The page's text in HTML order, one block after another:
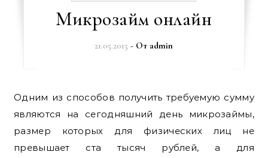
Микрозайм онлайн
21.05.2015 - От admin
Одним из способов получить требуемую сумму
являются на сегодняшний день микрозаймы,
размер которых для физических лиц не
превышает ста тысяч рублей, а для